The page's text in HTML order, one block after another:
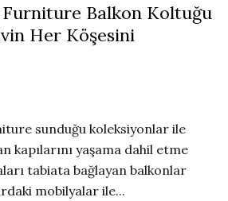
Balkon Koltuğu
Her Köşesini
sunduğu koleksiyonlar ile
kapılarını yaşama dahil etme
tabiata bağlayan balkonlar
mobilyalar ile...